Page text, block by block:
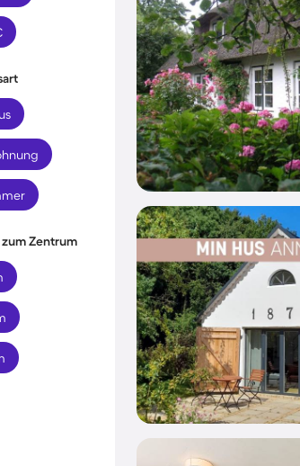
Zentrum